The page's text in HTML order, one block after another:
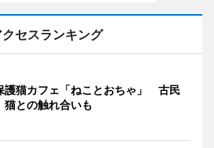
クセスランキング
護猫カフェ「ねことおちゃ」 古民
猫との触れ合いも